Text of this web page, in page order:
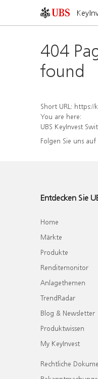
404
found
Short URL: https://
You are here:
UBS KeyInvest
Folgen Sie uns auf
Entdecken Sie
Home
Märkte
Produkte
Renditemonitor
Anlagethemen
TrendRadar
Blog & Newsletter
Produktwissen
My KeyInvest
Rechtliche